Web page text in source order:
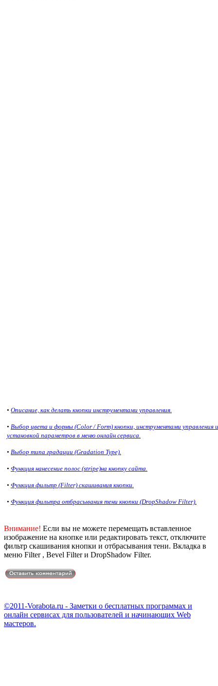
• Описание, как делать кнопки инструментами управления.
• Выбор цвета и формы (Color / Form) кнопки, инструментами управления и
установкой параметров в меню онлайн сервиса.
• Выбор типа градации (Gradation Type).
• Функция нанесение полос (stripe)на кнопку сайта.
• Функция фильтр (Filter) скашивания кнопки.
• Функция фильтра отбрасывания тени кнопки (DropShadow Filter).
Внимание! Если вы не можете перемещать вставленное
изображение на кнопке или редактировать текст, отключите
фильтр скашивания кнопки и отбрасывания тени. Вкладка в
меню Filter , Bevel Filter и DropShadow Filter.
©2011-Vorabota.ru - Заметки о бесплатных программах и
онлайн сервисах для пользователей и начинающих Web
мастеров.